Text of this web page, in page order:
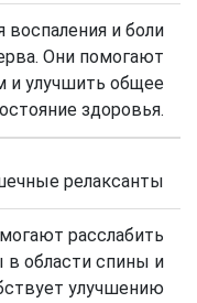
и боли
Они помогают
и улучшить общее
здоровья.
релаксанты
расслабить
области спины и
улучшению